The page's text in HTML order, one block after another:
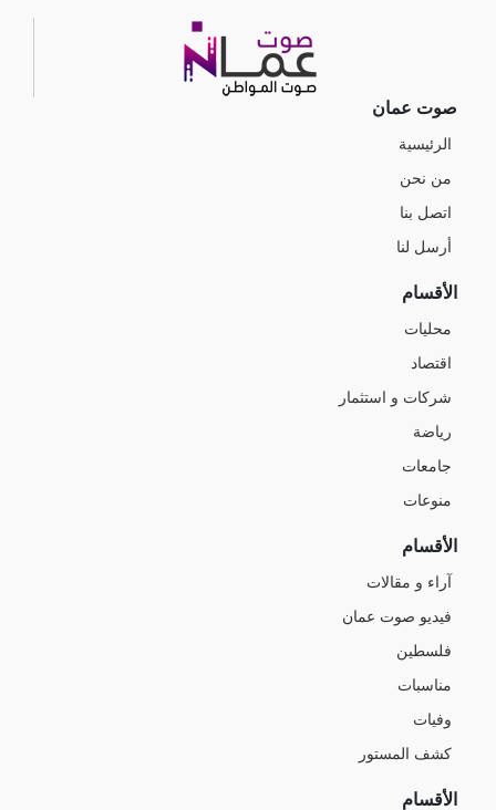
صوت عمان
الرئيسية
من نحن
اتصل بنا
أرسل لنا
الأقسام
محليات
اقتصاد
شركات و استثمار
رياضة
جامعات
منوعات
الأقسام
آراء و مقالات
فيديو صوت عمان
فلسطين
مناسبات
وفيات
كشف المستور
الأقسام